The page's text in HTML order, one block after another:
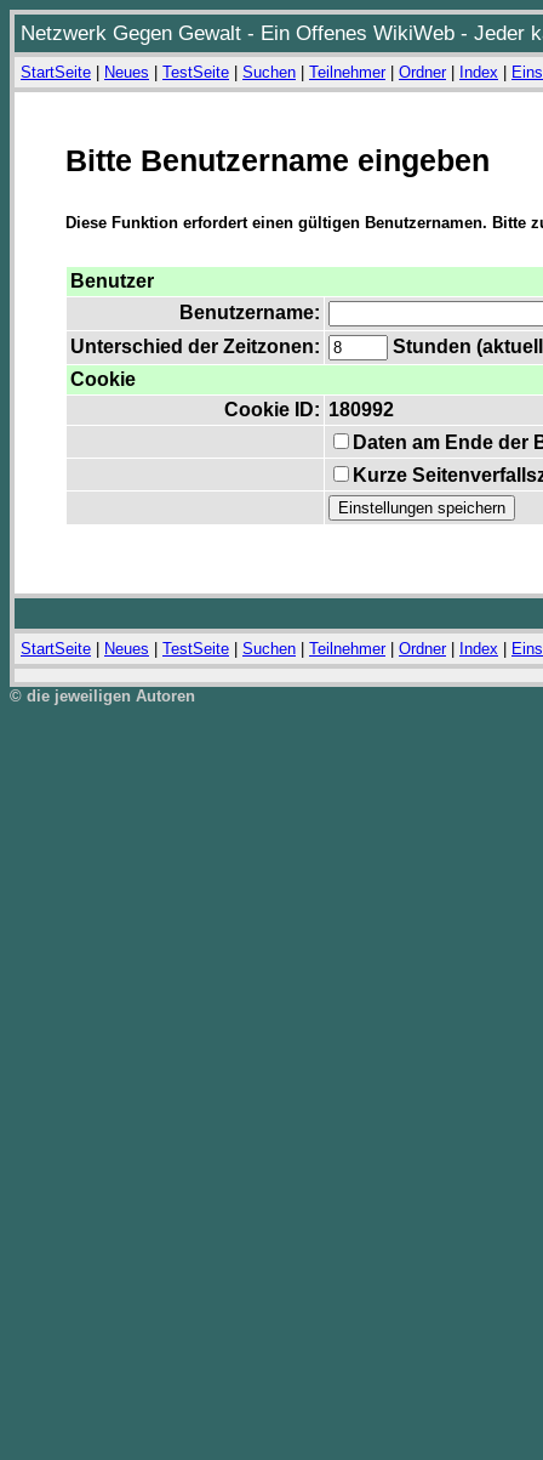
Netzwerk Gegen Gewalt - Ein Offenes WikiWeb - Jeder
StartSeite Neues TestSeite Suchen Teilnehmer| Ordner| Index
Bitte Benutzername eingeben
Diese Funktion erfordert einen gültigen Benutzernamen. Bitte
Benutzer
Benutzername:
Unterschied der Zeitzonen:
Stunden
Cookie
Cookie ID: 180992
Daten am Ende der
Kurze
StartSeite Neues TestSeite Suchen Teilnehmer| Ordner| Index
© die jeweiligen Autoren